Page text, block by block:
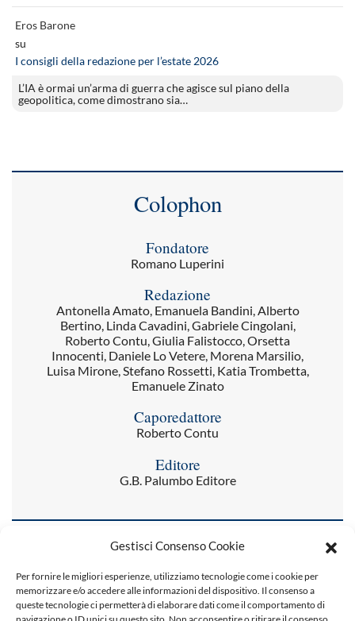
Gestisci Consenso Cookie
Per fornire le migliori esperienze, utilizziamo tecnologie come i cookie per
memorizzare e/o accedere alle informazioni del dispositivo. Il consenso a
queste tecnologie ci permetterà di elaborare dati come il comportamento di
Eros Barone
su
I consigli della redazione per l’estate 2026
L’IA è ormai un’arma di guerra che agisce sul piano della
geopolitica, come dimostrano sia…
Colophon
Fondatore
Romano Luperini
Redazione
Antonella Amato, Emanuela Bandini, Alberto
Bertino, Linda Cavadini, Gabriele Cingolani,
Roberto Contu, Giulia Falistocco, Orsetta
Innocenti, Daniele Lo Vetere, Morena Marsilio,
Luisa Mirone, Stefano Rossetti, Katia Trombetta,
Emanuele Zinato
Caporedattore
Roberto Contu
Editore
G.B. Palumbo Editore
PRECEDENTI SUCCESSIVI